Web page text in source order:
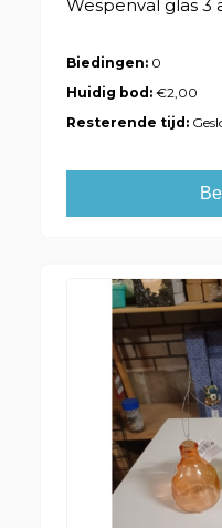
Wespenval glas 3
Biedingen: 0
Huidig bod:€2,00
Resterende tijd: